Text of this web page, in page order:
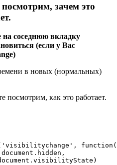
зачем это
на соседнюю вкладку
(если у Вас
в новых (нормальных)
посмотрим, как это работает.